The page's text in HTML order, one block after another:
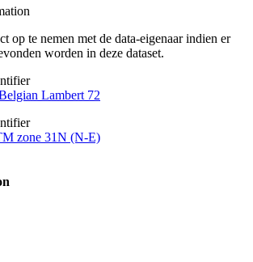
op te nemen met de data-eigenaar indien er
worden in deze dataset.
Lambert 72
zone 31N (N-E)